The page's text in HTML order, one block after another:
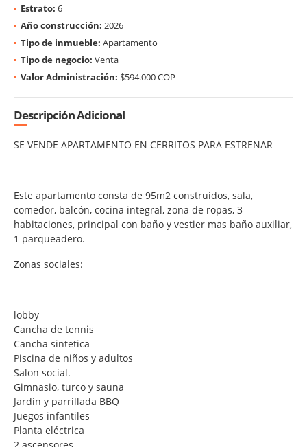
Estrato: 6
Año construcción: 2026
Tipo de inmueble: Apartamento
Tipo de negocio: Venta
Valor Administración: $594.000 COP
Descripción Adicional
SE VENDE APARTAMENTO EN CERRITOS PARA ESTRENAR
Este apartamento consta de 95m2 construidos, sala,
comedor, balcón, cocina integral, zona de ropas, 3
habitaciones, principal con baño y vestier mas baño auxiliar,
1 parqueadero.
Zonas sociales:
lobby
Cancha de tennis
Cancha sintetica
Piscina de niños y adultos
Salon social.
Gimnasio, turco y sauna
Jardin y parrillada BBQ
Juegos infantiles
Planta eléctrica